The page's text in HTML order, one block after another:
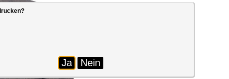
Ja Nein